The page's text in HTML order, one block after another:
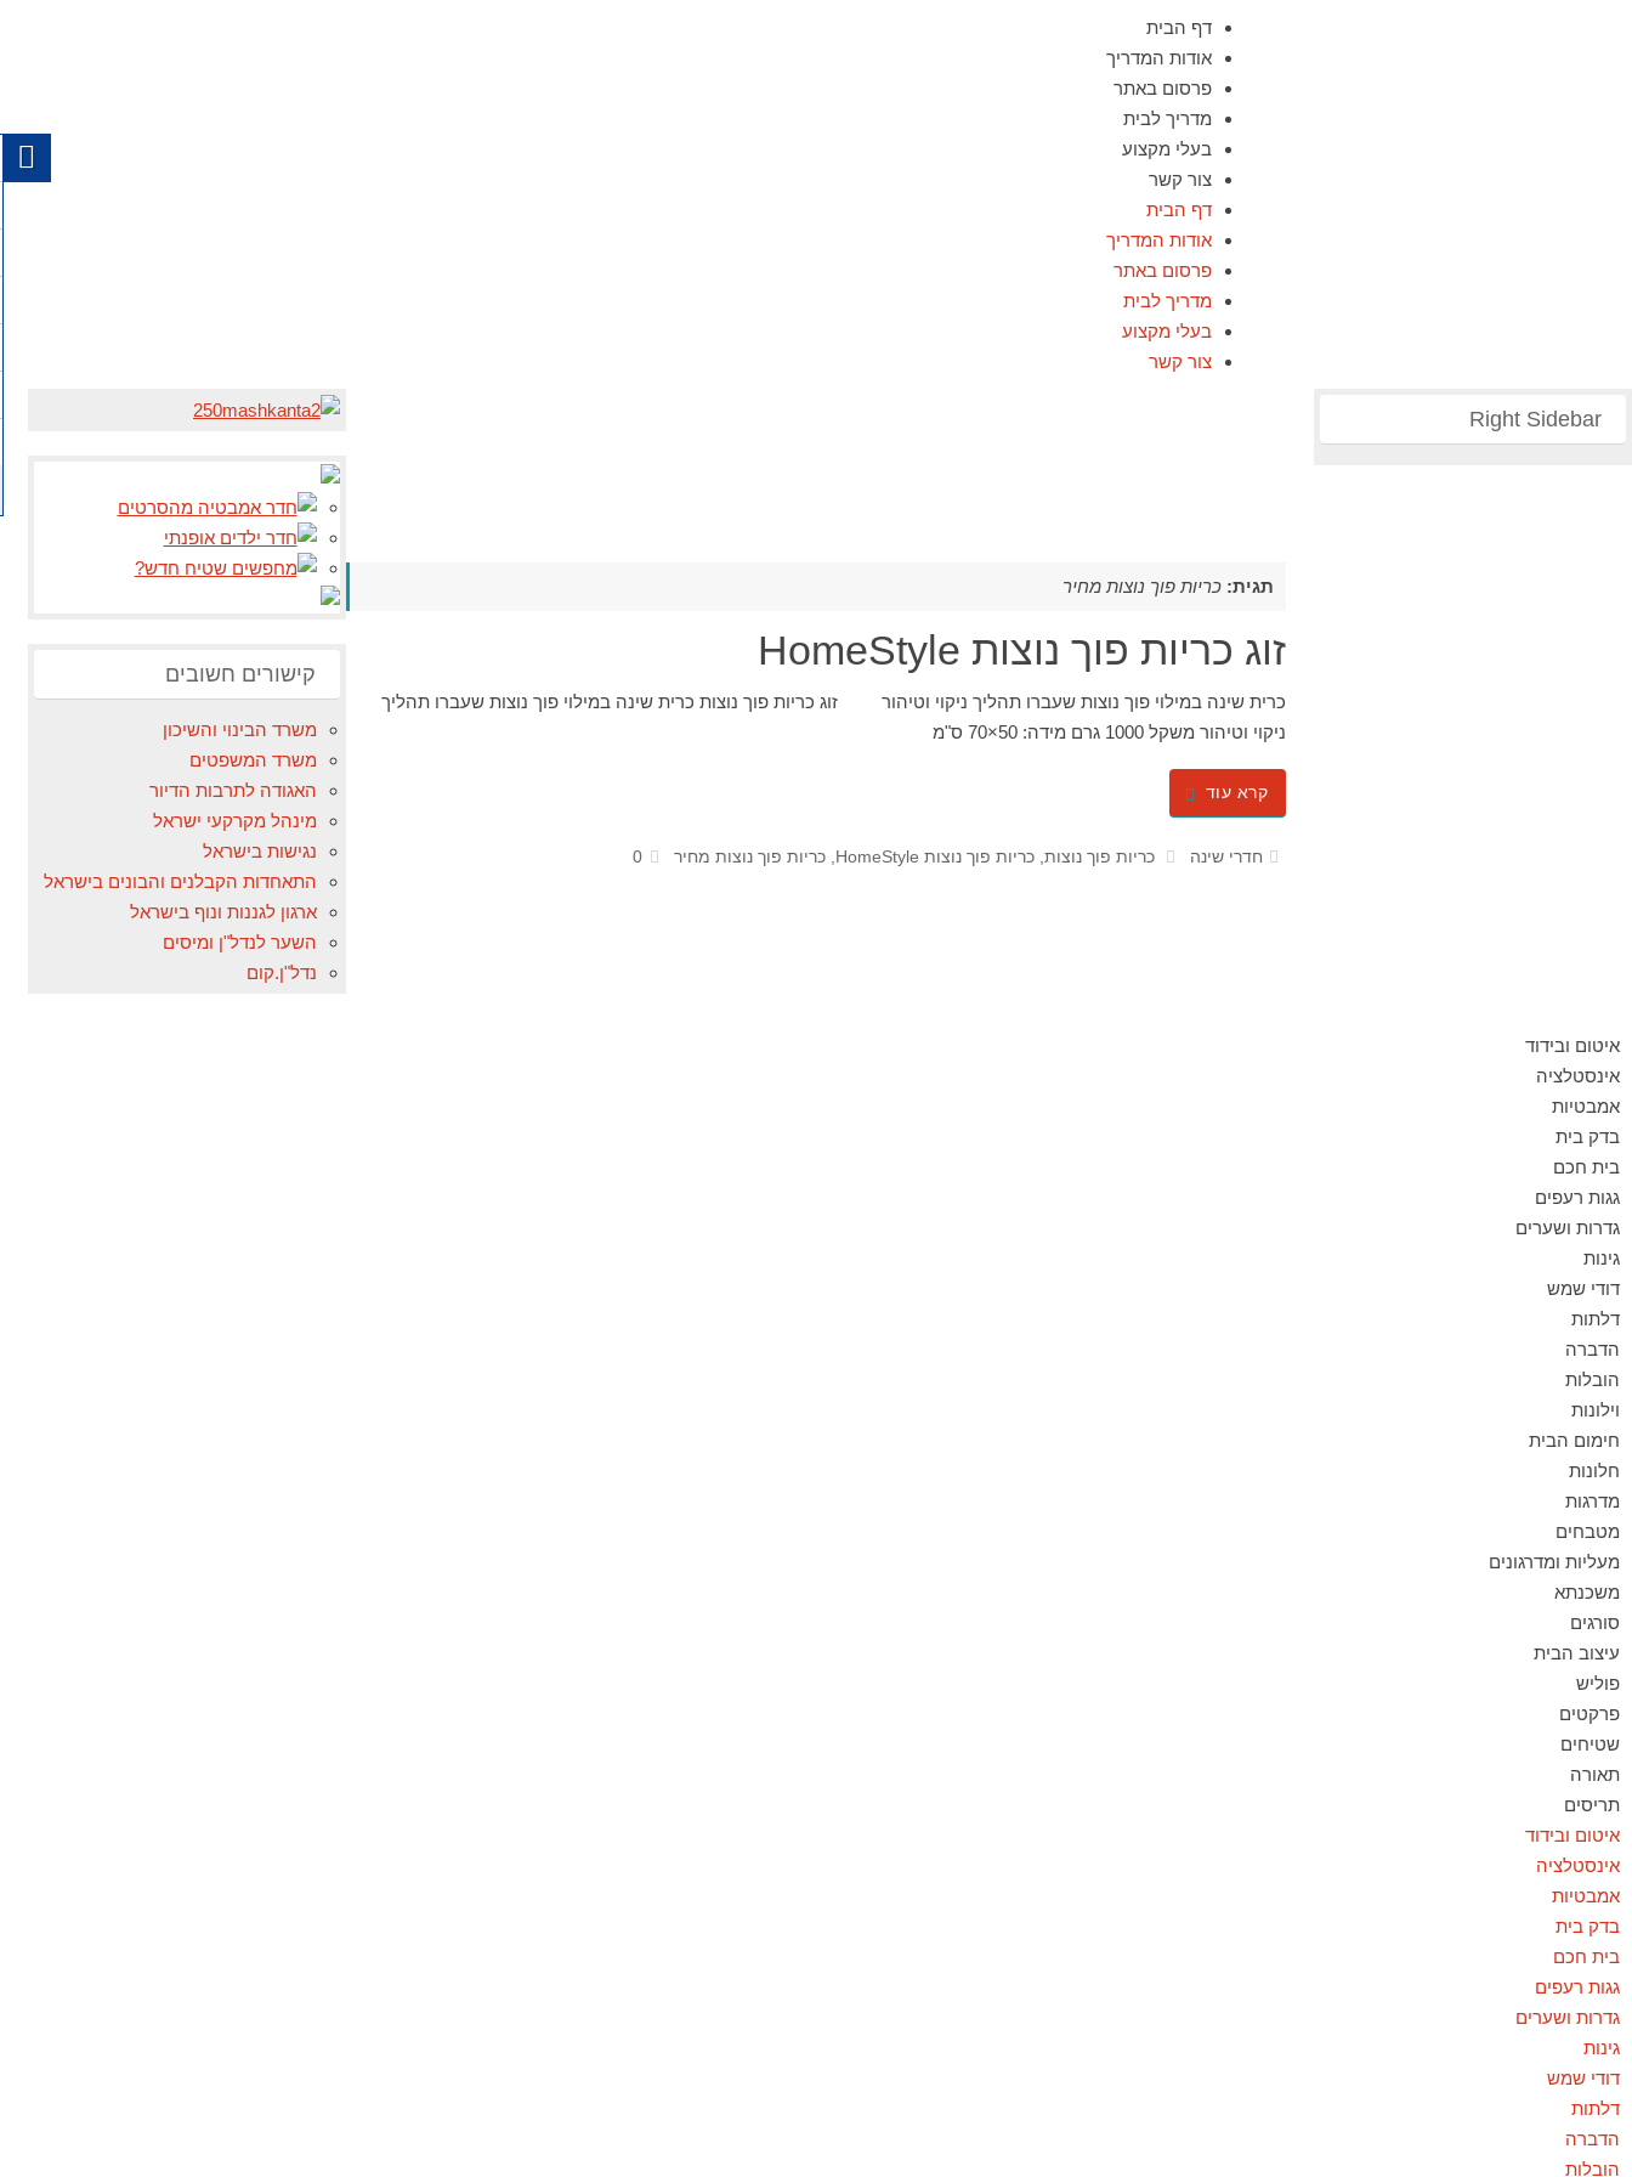
דף הבית
אודות המדריך
פרסום באתר
מדריך לבית
בעלי מקצוע
צור קשר
דף הבית
אודות המדריך
פרסום באתר
מדריך לבית
בעלי מקצוע
צור קשר
תגית: כריות פוך נוצות מחיר
זוג כריות פוך נוצות HomeStyle
כרית שינה במילוי פוך נוצות שעברו תהליך ניקוי וטיהור זוג כריות פוך נוצות כרית שינה במילוי פוך נוצות שעברו תהליך
ניקוי וטיהור משקל 1000 גרם מידה: 50×70 ס"מ
קרא עוד
חדרי שינה כריות פוך נוצות ,כריות פוך נוצות HomeStyle ,כריות פוך נוצות מחיר 0
קישורים חשובים
משרד הבינוי והשיכון
משרד המשפטים
האגודה לתרבות הדיור
מינהל מקרקעי ישראל
נגישות בישראל
התאחדות הקבלנים והבונים בישראל
ארגון לגננות ונוף בישראל
השער לנדל"ן ומיסים
נדל"ן.קום
Right Sidebar
איטום ובידוד
אינסטלציה
אמבטיות
בדק בית
בית חכם
גגות רעפים
גדרות ושערים
גינות
דודי שמש
דלתות
הדברה
הובלות
וילונות
חימום הבית
חלונות
מדרגות
מטבחים
מעליות ומדרגונים
משכנתא
סורגים
עיצוב הבית
פוליש
פרקטים
שטיחים
תאורה
תריסים
איטום ובידוד
אינסטלציה
אמבטיות
בדק בית
בית חכם
גגות רעפים
גדרות ושערים
גינות
דודי שמש
דלתות
הדברה
הובלות